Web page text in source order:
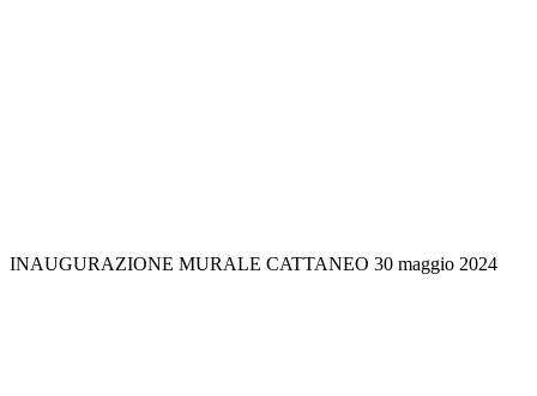
INAUGURAZIONE MURALE CATTANEO 30 maggio 2024